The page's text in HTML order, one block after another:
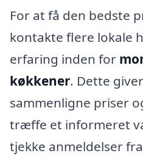
For at få den bedste
kontakte flere lokale
erfaring inden for
køkkener. Dette
sammenligne priser
træffe et informeret
tjekke anmeldelser